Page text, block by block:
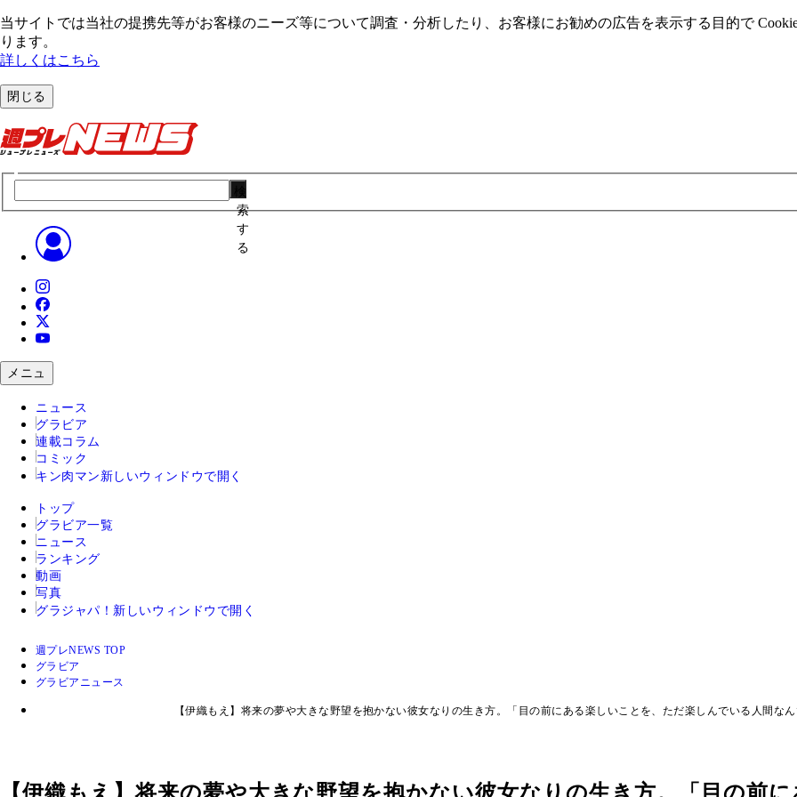
当サイトでは当社の提携先等がお客様のニーズ等について調査・分析したり、お客様にお勧めの広告を表⽰する⽬的で
ります。
詳しくはこちら
閉じる
索
す
る
メニュ
ニュース
グラビア
連載コラム
コミック
キン肉マン 新しいウィンドウで開く
トップ
グラビア一覧
ニュース
ランキング
動画
写真
グラジャパ！ 新しいウィンドウで開く
週プレNEWS TOP
グラビア
グラビアニュース
【伊織もえ】将来の夢や大きな野望を抱かない彼女なりの生き方。「目の前にある楽しいことを、ただ楽しんでいる人間なん
【伊織もえ】将来の夢や大きな野望を抱かない彼女なりの生き方。「目の前に